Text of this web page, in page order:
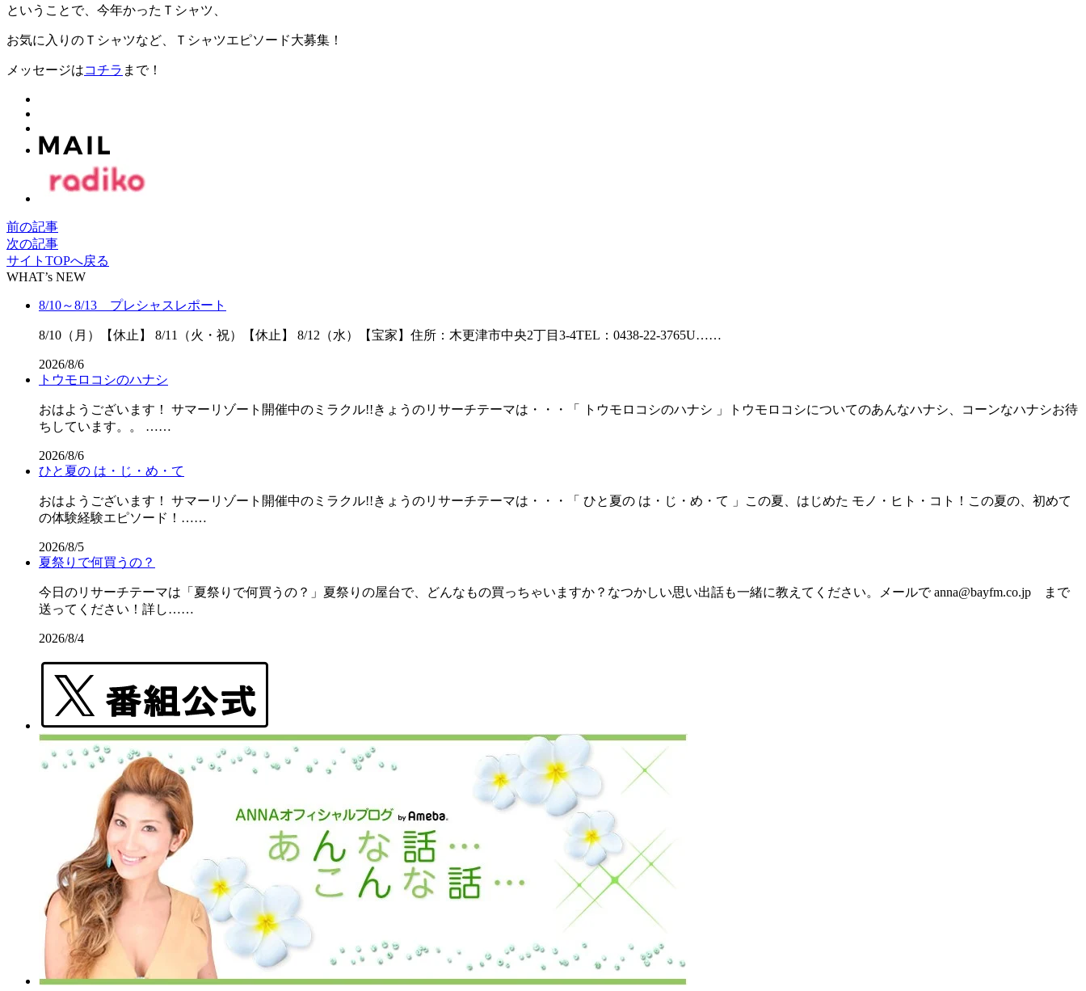
ということで、今年かったＴシャツ、
お気に入りのＴシャツなど、Ｔシャツエピソード大募集！
メッセージはコチラ まで！
前の記事
次の記事
サイトTOPへ戻る
WHAT’s NEW
8/10～8/13 プレシャスレポート
8/10（月）【休止】 8/11（火・祝）【休止】 8/12（水）【宝家】住所：木更津市中央2丁目3-4TEL：0438-22-3765U……
2026/8/6
トウモロコシのハナシ
おはようございます！ サマーリゾート開催中のミラクル!!きょうのリサーチテーマは・・・「 トウモロコシのハナシ 」トウモロコシについてのあんなハナシ、コーンなハナシお待
ちしています。。 ……
2026/8/6
ひと夏の は・じ・め・て
おはようございます！ サマーリゾート開催中のミラクル!!きょうのリサーチテーマは・・・「 ひと夏の は・じ・め・て 」この夏、はじめた モノ・ヒト・コト！この夏の、初めて
の体験経験エピソード！……
2026/8/5
夏祭りで何買うの？
今日のリサーチテーマは「夏祭りで何買うの？」夏祭りの屋台で、どんなもの買っちゃいますか？なつかしい思い出話も一緒に教えてください。メールで anna@bayfm.co.jp まで
送ってください！詳し……
2026/8/4